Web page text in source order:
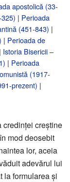
apostolică (33-
| Perioada
(451-843) |
| Perioada de
| Istoria Bisericii –
| Perioada
(1917-
prezent) |
credinţei creştine
mod deosebit
lor, aceia
adevărul lui
la formularea şi